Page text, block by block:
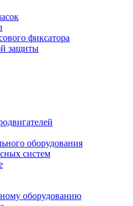
фиксатора
защиты
оборудования
систем
оборудованию